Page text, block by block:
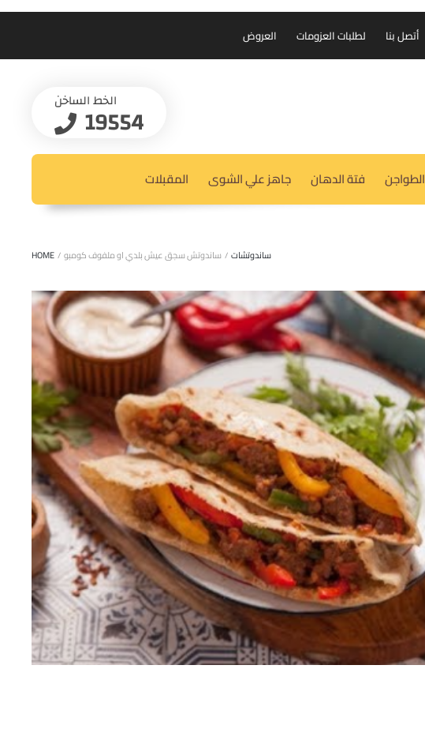
العروض لطلبات العزومات أتصل بنا
الخط الساخن
19554
المقبلات جاهز علي الشوى فتة الدهان الطواجن
HOME / ساندوتشات / ساندوتش سجق عيش بلدي او ملفوف كومبو